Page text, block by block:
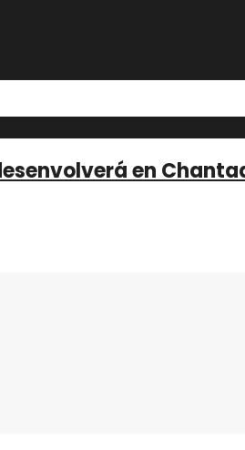
en